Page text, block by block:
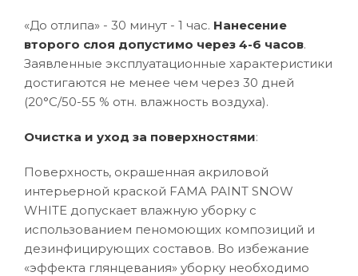
«До отлипа» - 30 минут - 1 час. Нанесение
второго слоя допустимо через 4-6 часов.
Заявленные эксплуатационные характеристики
достигаются не менее чем через 30 дней
(20°C/50-55 % отн. влажность воздуха).
Очистка и уход за поверхностями:
Поверхность, окрашенная акриловой
интерьерной краской FAMA PAINT SNOW
WHITE допускает влажную уборку с
использованием пеномоющих композиций и
дезинфицирующих составов. Во избежание
«эффекта глянцевания» уборку необходимо